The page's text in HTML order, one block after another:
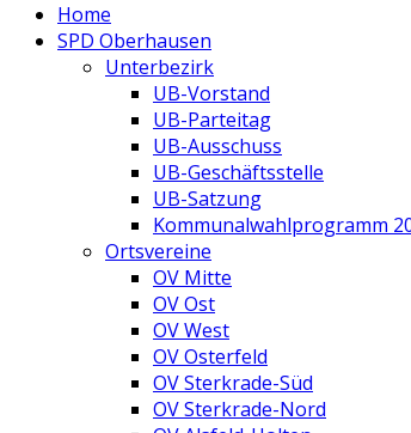
Home
SPD Oberhausen
Unterbezirk
UB-Vorstand
UB-Parteitag
UB-Ausschuss
UB-Geschäftsstelle
UB-Satzung
Kommunalwahlprogramm
Ortsvereine
OV Mitte
OV Ost
OV West
OV Osterfeld
OV Sterkrade-Süd
OV Sterkrade-Nord